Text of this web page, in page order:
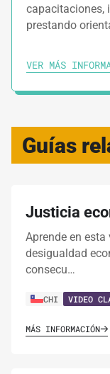
capacitaciones,
prestando
VER MÁS
Guías
Justicia
Aprende en
desigualdad
consecu…
CHI VIDEO
MÁS INFORMACIÓN